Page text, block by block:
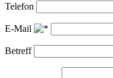
Telefon
E-Mail
Betreff